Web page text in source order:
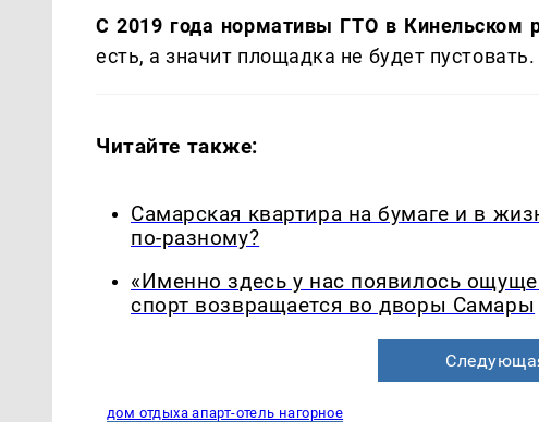
С 2019 года нормативы ГТО в Кинельском
есть, а значит площадка не будет пустовать.
Читайте также:
Самарская квартира на бумаге и в
по-разному?
«Именно здесь у нас появилось
спорт возвращается во дворы Самары
дом отдыха апарт-отель нагорное